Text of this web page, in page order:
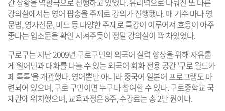
강의실에서는 영어 팝송을 주제로 강의가 진행됐다. 매 기수 마다 영
문법, 영자신문, 미드 등 다양한 주제로 특강이 이루어져 호응이 아주
좋다는 입소문을 확인 시켜주듯이 정말 강의실이 꽉 차있었다.
구로구는 지난 2009년 구로구민의 외국어 실력 향상을 위해 자유롭
게 원어민과 대화를 나눌 수 있는 외국어 회화 전용 공간 '구로 월드카
페 톡톡'을 개관했다. 영어뿐만 아니라 중국어 일본어 프로그램도 마
련되어 있으며, 구로 구민이면 누구나 참여할 수 있다. 구로중학교 국
제관에 위치했으며, 교육과정은 8주, 수강료는 총 2만 원이다.